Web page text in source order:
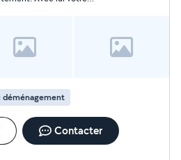
déménagement
Contacter